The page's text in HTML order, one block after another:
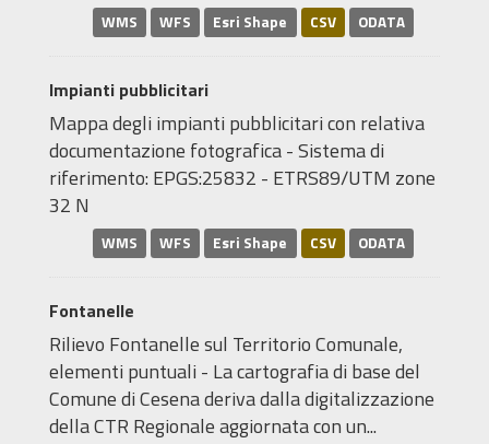
WMS WFS Esri Shape CSV ODATA
Impianti pubblicitari
Mappa degli impianti pubblicitari con relativa
documentazione fotografica - Sistema di
riferimento: EPGS:25832 - ETRS89/UTM zone
32 N
WMS WFS Esri Shape CSV ODATA
Fontanelle
Rilievo Fontanelle sul Territorio Comunale,
elementi puntuali - La cartografia di base del
Comune di Cesena deriva dalla digitalizzazione
della CTR Regionale aggiornata con un...